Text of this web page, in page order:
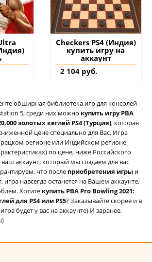
Checkers PS4 (Индия)
купить игру на
аккаунт
2 104 руб.
обширная библиотека игр для консолей
5, среди них можно купить игру PBA
золотых кеглей PS4 (Турция), которая
цене специально для Вас. Игра
регионе или Индийском регионе
по цене, ниже Российского
аккаунт, который мы создаем для вас
что после приобретения игры и
игра навсегда останется на Вашем аккаунте,
Хотите купить PBA Pro Bowling 2021:
для PS4 или PS5? Заказывайте скорее и в
будет у вас на аккаунте) И заранее,